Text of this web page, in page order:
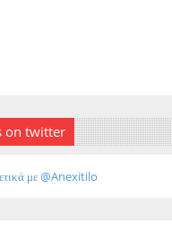
on twitter
με @Anexitilo